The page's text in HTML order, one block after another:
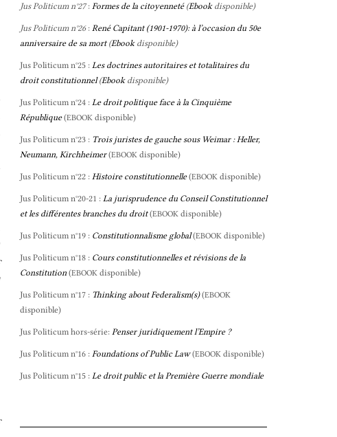
Jus Politicum n°27: Formes de la citoyenneté(Ebookdisponible)
Jus Politicum n°26: René Capitant (1901-1970): à l’occasion du 50e
anniversaire de sa mort(Ebookdisponible)
Jus Politicum n°25 : Les doctrines autoritaires et totalitaires du
droit constitutionnel(Ebookdisponible)
Jus Politicum n°24 : Le droit politique face à la Cinquième
République (EBOOK disponible)
Jus Politicum n°23 : Trois juristes de gauche sous Weimar : Heller,
Neumann, Kirchheimer (EBOOK disponible)
Jus Politicum n°22 : Histoire constitutionnelle (EBOOK disponible)
Jus Politicum n°20-21 : La jurisprudence du Conseil Constitutionnel
et les différentes branches du droit (EBOOK disponible)
Jus Politicum n°19 : Constitutionnalisme global (EBOOK disponible)
Jus Politicum n°18 : Cours constitutionnelles et révisions de la
Constitution (EBOOK disponible)
Jus Politicum n°17 : Thinking about Federalism(s) (EBOOK
disponible)
Jus Politicum hors-série: Penser juridiquement l’Empire ?
Jus Politicum n°16 : Foundations of Public Law (EBOOK disponible)
Jus Politicum n°15 : Le droit public et la Première Guerre mondiale